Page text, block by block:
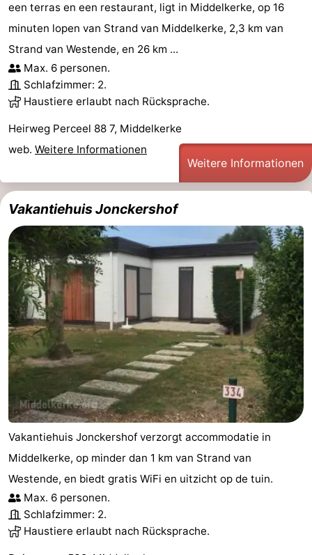
een terras en een restaurant, ligt in Middelkerke, op 16
minuten lopen van Strand van Middelkerke, 2,3 km van
Strand van Westende, en 26 km ...
Max. 6 personen.
Schlafzimmer: 2.
Haustiere erlaubt nach Rücksprache.
Heirweg Perceel 88 7, Middelkerke
web. Weitere Informationen
Weitere Informationen
Vakantiehuis Jonckershof
Vakantiehuis Jonckershof verzorgt accommodatie in
Middelkerke, op minder dan 1 km van Strand van
Westende, en biedt gratis WiFi en uitzicht op de tuin.
Max. 6 personen.
Schlafzimmer: 2.
Haustiere erlaubt nach Rücksprache.